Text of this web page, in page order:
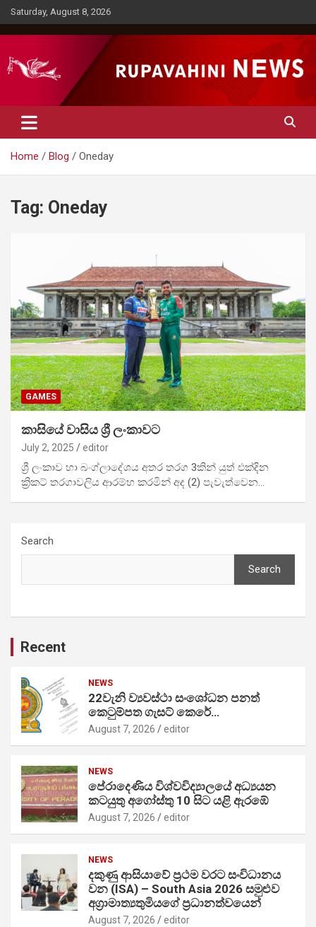
Skip
to
content
Saturday, August 8, 2026
Rupavahini News
Home Blog Oneday
Tag: Oneday
GAMES
කාසියේ වාසිය ශ්‍රී ලංකාවට
July 2, 2025 editor
ශ්‍රී ලංකාව හා බංග්ලාදේශය අතර තරග 3කින් යුත් එක්දින
ක්‍රිකට් තරගාවලිය ආරම්භ කරමින් අද (2) පැවැත්වෙන…
Search
Search
Recent
NEWS
22වැනි ව්‍යවස්ථා සංශෝධන පනත්
කෙටුම්පත ගැසට් කෙරේ…
August 7, 2026 editor
NEWS
පේරාදෙණිය විශ්වවිද්‍යාලයේ අධ්‍යයන
කටයුතු අගෝස්තු 10 සිට යළි ඇරඹේ
August 7, 2026 editor
NEWS
දකුණු ආසියාවේ ප්‍රථම වරට සංවිධානය
වන (ISA) – South Asia 2026 සමුළුව
අග්‍රාමාත්‍යතුමියගේ ප්‍රධානත්වයෙන්
August 7, 2026 editor